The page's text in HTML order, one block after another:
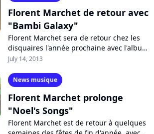
Florent Marchet de retour avec
"Bambi Galaxy"
Florent Marchet sera de retour chez les
disquaires l'année prochaine avec l'album
"Bambi Galaxy", trois ans après avoir
July 14, 2013
News musique
Florent Marchet prolonge
"Noel's Songs"
Florent Marchet est de retour à quelques